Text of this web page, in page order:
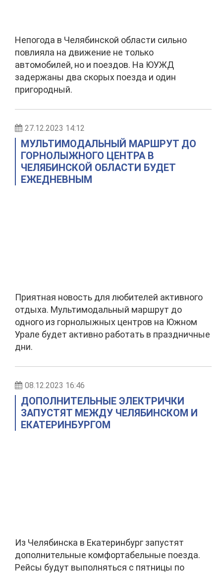
Непогода в Челябинской области сильно
повлияла на движение не только
автомобилей, но и поездов. На ЮУЖД
задержаны два скорых поезда и один
пригородный.
27.12.2023 14:12
МУЛЬТИМОДАЛЬНЫЙ МАРШРУТ ДО
ГОРНОЛЫЖНОГО ЦЕНТРА В
ЧЕЛЯБИНСКОЙ ОБЛАСТИ БУДЕТ
ЕЖЕДНЕВНЫМ
Приятная новость для любителей активного
отдыха. Мультимодальный маршрут до
одного из горнолыжных центров на Южном
Урале будет активно работать в праздничные
дни.
08.12.2023 16:46
ДОПОЛНИТЕЛЬНЫЕ ЭЛЕКТРИЧКИ
ЗАПУСТЯТ МЕЖДУ ЧЕЛЯБИНСКОМ И
ЕКАТЕРИНБУРГОМ
Из Челябинска в Екатеринбург запустят
дополнительные комфортабельные поезда.
Рейсы будут выполняться с пятницы по